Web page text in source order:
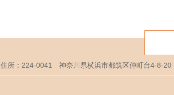
住所：224-0041 神奈川県横浜市都筑区仲町台4-8-20